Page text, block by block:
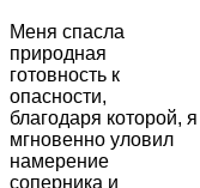
Меня спасла
природная
готовность к
опасности,
благодаря которой, я
мгновенно уловил
намерение
соперника и